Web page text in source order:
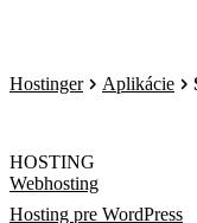
Hostinger Aplikácie
HOSTING
Webhosting
Hosting pre WordPress